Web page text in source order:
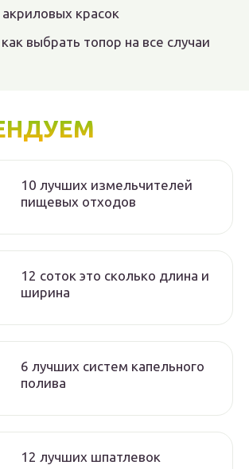
красок
выбрать топор на все случаи
10 лучших измельчителей
пищевых отходов
12 соток это сколько длина и
ширина
6 лучших систем капельного
полива
12 лучших шпатлевок